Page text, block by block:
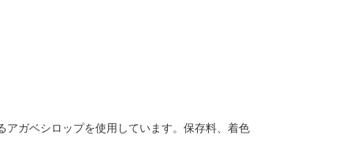
ガベシロップを使用しています。保存料、着色